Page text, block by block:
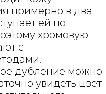
примерно в два
ей по
хромовую
с
дубление можно
увидеть цвет